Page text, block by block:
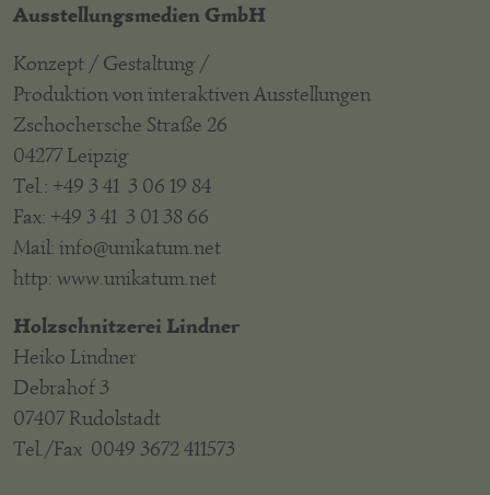
Ausstellungsmedien GmbH
Konzept / Gestaltung /
Produktion von interaktiven Ausstellungen
Zschochersche Straße 26
04277 Leipzig
Tel.: +49 3 41 3 06 19 84
Fax: +49 3 41 3 01 38 66
Mail: info@unikatum.net
http: www.unikatum.net
Holzschnitzerei Lindner
Heiko Lindner
Debrahof 3
07407 Rudolstadt
Tel./Fax 0049 3672 411573